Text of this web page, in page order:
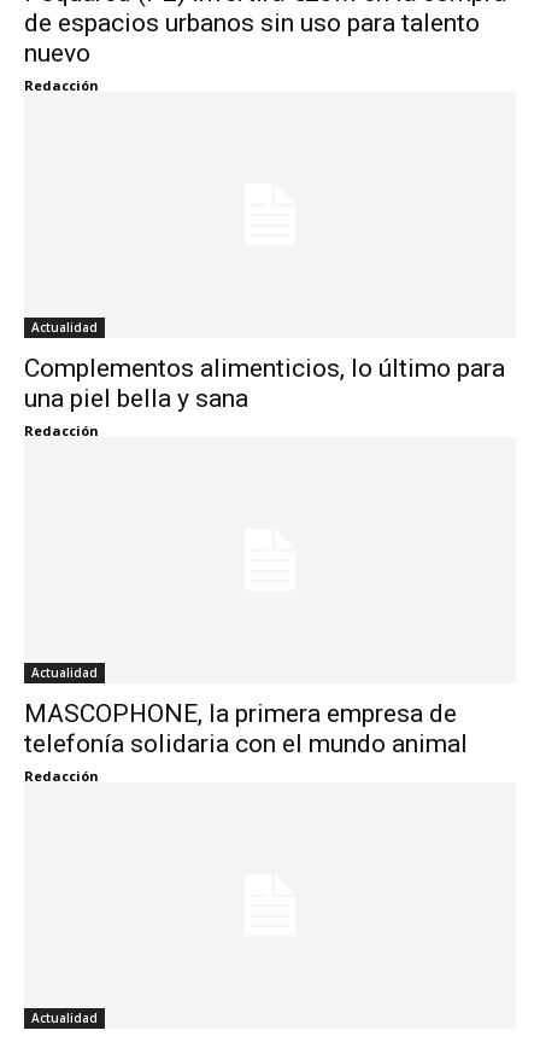
de espacios urbanos sin uso para talento
nuevo
Redacción
Actualidad
Complementos alimenticios, lo último para
una piel bella y sana
Redacción
Actualidad
MASCOPHONE, la primera empresa de
telefonía solidaria con el mundo animal
Redacción
Actualidad